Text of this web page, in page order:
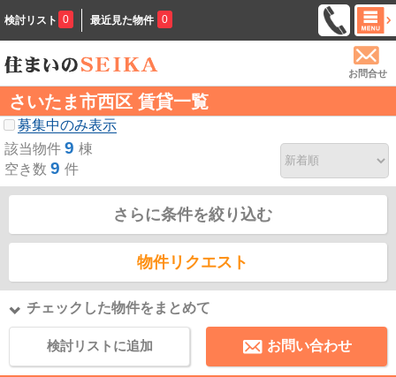
検討リスト 0 最近見た物件 0
お問合せ
さいたま市西区 賃貸一覧
募集中のみ表示
該当物件 9 棟
空き数 9 件
さらに条件を絞り込む
物件リクエスト
チェックした物件をまとめて
検討リストに追加 お問い合わせ